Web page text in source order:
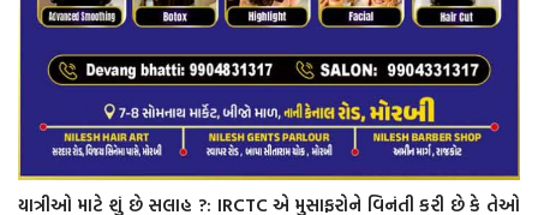
યાત્રીઓ માટે શું છે સલાહ ?: IRCTC એ મુસાફરોને વિનંતી કરી છે કે તેઓ